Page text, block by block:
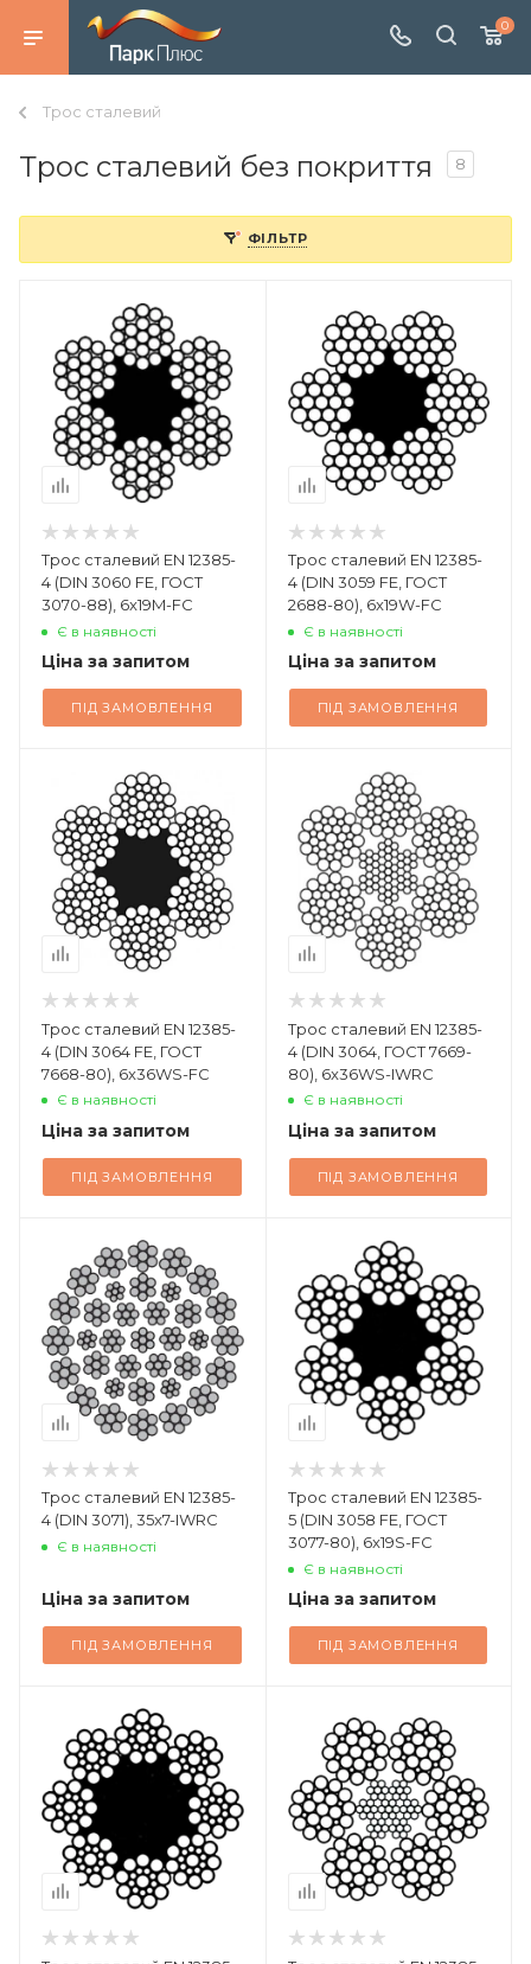
0
Трос сталевий
Трос сталевий без покриття 8
ФІЛЬТР
Трос сталевий EN 12385-
4 (DIN 3060 FE, ГОСТ
3070-88), 6x19M-FC
Є в наявності
Ціна за запитом
ПІД ЗАМОВЛЕННЯ
Трос сталевий EN 12385-
4 (DIN 3059 FE, ГОСТ
2688-80), 6x19W-FC
Є в наявності
Ціна за запитом
ПІД ЗАМОВЛЕННЯ
Трос сталевий EN 12385-
4 (DIN 3064 FE, ГОСТ
7668-80), 6x36WS-FC
Є в наявності
Ціна за запитом
ПІД ЗАМОВЛЕННЯ
Трос сталевий EN 12385-
4 (DIN 3064, ГОСТ 7669-
80), 6x36WS-IWRC
Є в наявності
Ціна за запитом
ПІД ЗАМОВЛЕННЯ
Трос сталевий EN 12385-
4 (DIN 3071), 35x7-IWRC
Є в наявності
Ціна за запитом
ПІД ЗАМОВЛЕННЯ
Трос сталевий EN 12385-
5 (DIN 3058 FE, ГОСТ
3077-80), 6x19S-FC
Є в наявності
Ціна за запитом
ПІД ЗАМОВЛЕННЯ